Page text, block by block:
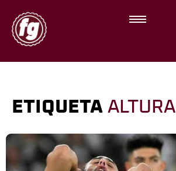
ETIQUETA ALTURA